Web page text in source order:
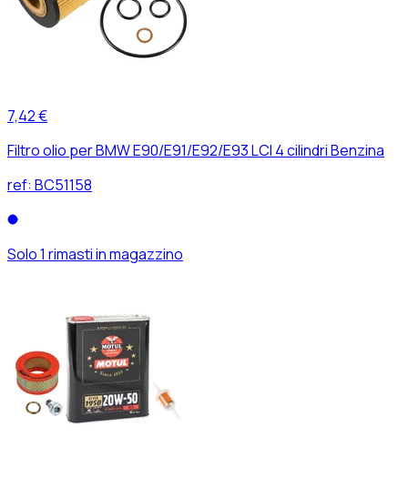
7,42 €
Filtro olio per BMW E90/E91/E92/E93 LCI 4 cilindri Benzina
ref: BC51158
Solo 1 rimasti in magazzino